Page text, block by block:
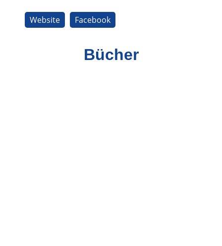
Website Facebook
Bücher